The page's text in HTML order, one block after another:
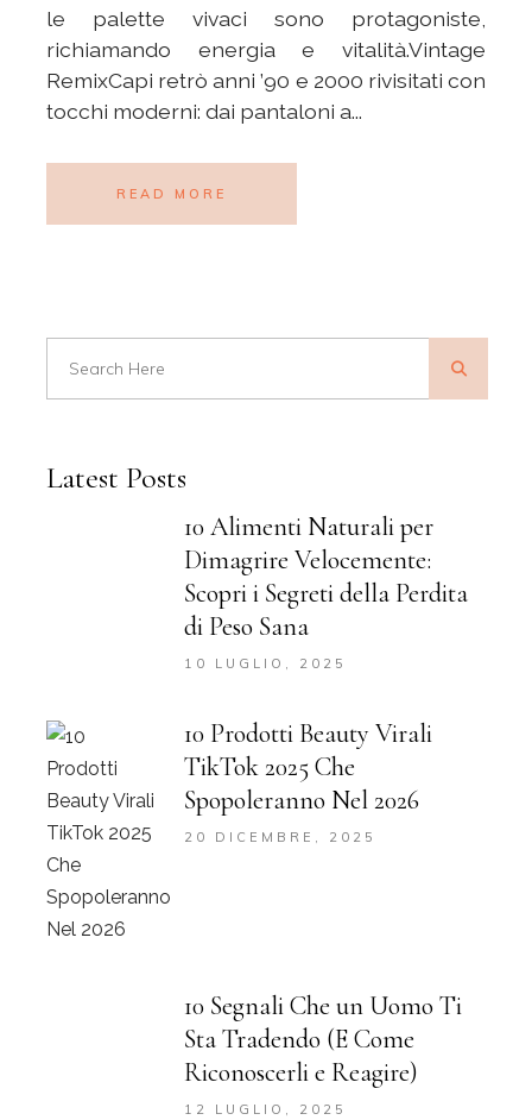
le palette vivaci sono protagoniste,
richiamando energia e vitalità.Vintage
RemixCapi retrò anni ’90 e 2000 rivisitati con
tocchi moderni: dai pantaloni a...
READ MORE
Latest Posts
10 Alimenti Naturali per
Dimagrire Velocemente:
Scopri i Segreti della Perdita
di Peso Sana
10 LUGLIO, 2025
10 Prodotti Beauty Virali
TikTok 2025 Che
Spopoleranno Nel 2026
20 DICEMBRE, 2025
10 Segnali Che un Uomo Ti
Sta Tradendo (E Come
Riconoscerli e Reagire)
12 LUGLIO, 2025